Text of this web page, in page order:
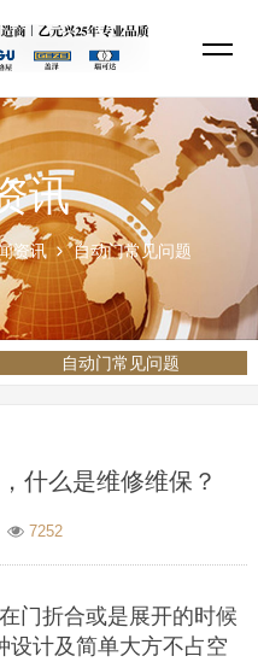
讯
资讯 自动门常见问题
自动门常见问题
什么是维修维保？
7252
门折合或是展开的时候
设计及简单大方不占空